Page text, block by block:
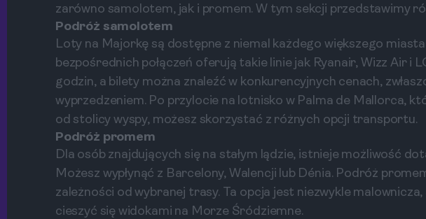
zarówno samolotem, jak i promem. W tym sekcji przedstawimy
Podróż samolotem
Loty na Majorkę są dostępne z niemal każdego większego
bezpośrednich połączeń oferują takie linie jak Ryanair, Wizz Air i
godzin, a bilety można znaleźć w konkurencyjnych cenach,
wyprzedzeniem. Po przylocie na lotnisko w Palma de Mallorca,
od stolicy wyspy, możesz skorzystać z różnych opcji transportu.
Podróż promem
Dla osób znajdujących się na stałym lądzie, istnieje możliwość
Możesz wypłynąć z Barcelony, Walencji lub Dénia. Podróż
zależności od wybranej trasy. Ta opcja jest niezwykle
cieszyć się widokami na Morze Śródziemne.